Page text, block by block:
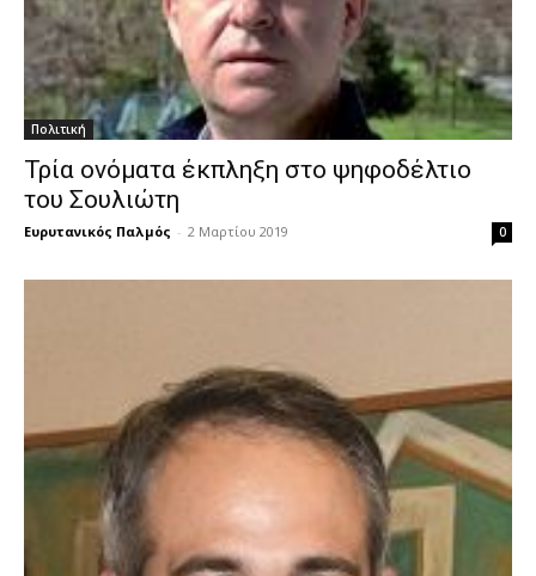
Πολιτική
Τρία ονόματα έκπληξη στο ψηφοδέλτιο
του Σουλιώτη
Ευρυτανικός Παλμός - 2 Μαρτίου 2019 0